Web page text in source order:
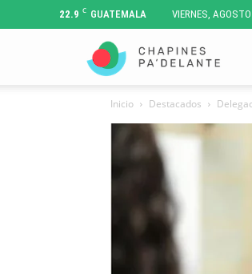
22.9 C GUATEMALA VIERNES,
Pa'
Inicio Destacados